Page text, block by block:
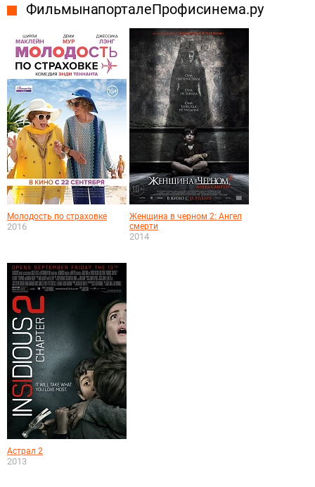
Фильмы на портале Профисинема.ру
Молодость по страховке
2016
Женщина в черном 2: Ангел
смерти
2014
Астрал 2
2013